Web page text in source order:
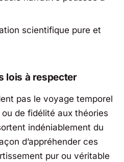
scientifique pure et
lois à respecter
pas le voyage temporel
de fidélité aux théories
indéniablement du
d’appréhender ces
pur ou véritable